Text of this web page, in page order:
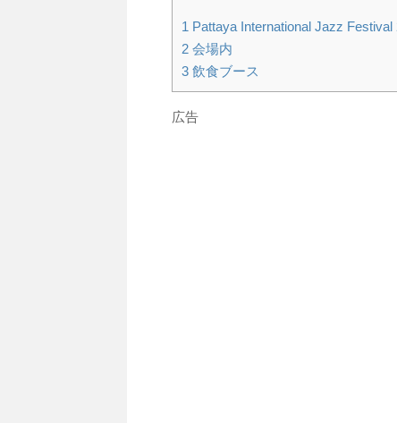
1 Pattaya International Jazz Festival
2 会場内
3 飲食ブース
広告